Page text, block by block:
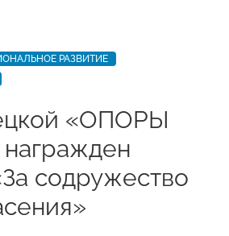
РАЗВИТИЕ
«ОПОРЫ
содружество